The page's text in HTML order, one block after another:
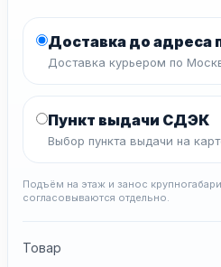
Доставка до адреса
Доставка курьером по
Пункт выдачи СДЭК
Выбор пункта выдачи на
Подъём на этаж и занос
согласовываются отдельно.
Товар